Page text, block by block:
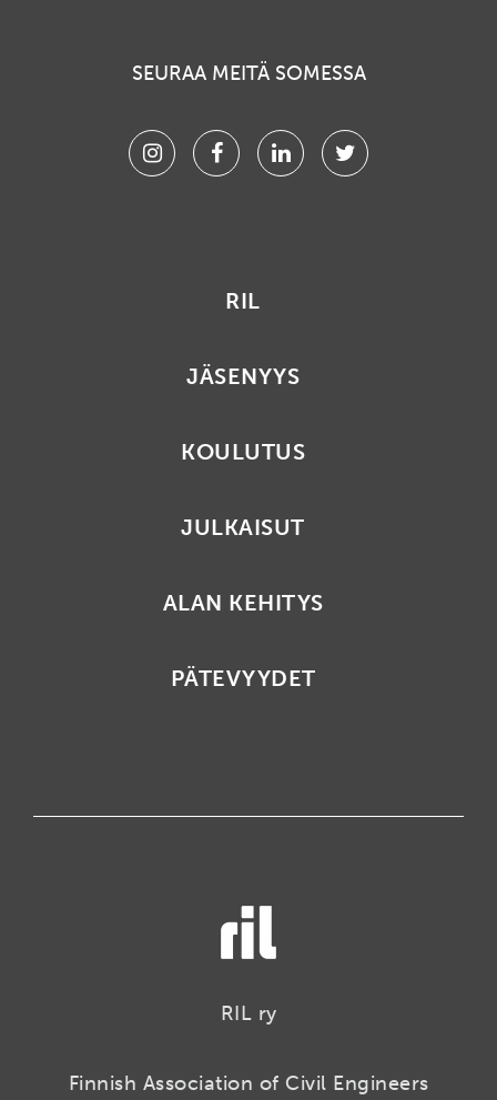
SEURAA MEITÄ SOMESSA
InstagramFacebookLinkedinTwitter
RIL
JÄSENYYS
KOULUTUS
JULKAISUT
ALAN KEHITYS
PÄTEVYYDET
RIL ry
Finnish Association of Civil Engineers